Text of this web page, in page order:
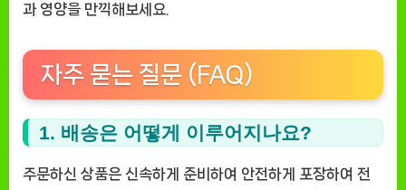
과 영양을 만끽해보세요.
자주 묻는 질문 (FAQ)
1. 배송은 어떻게 이루어지나요?
주문하신 상품은 신속하게 준비하여 안전하게 포장하여 전